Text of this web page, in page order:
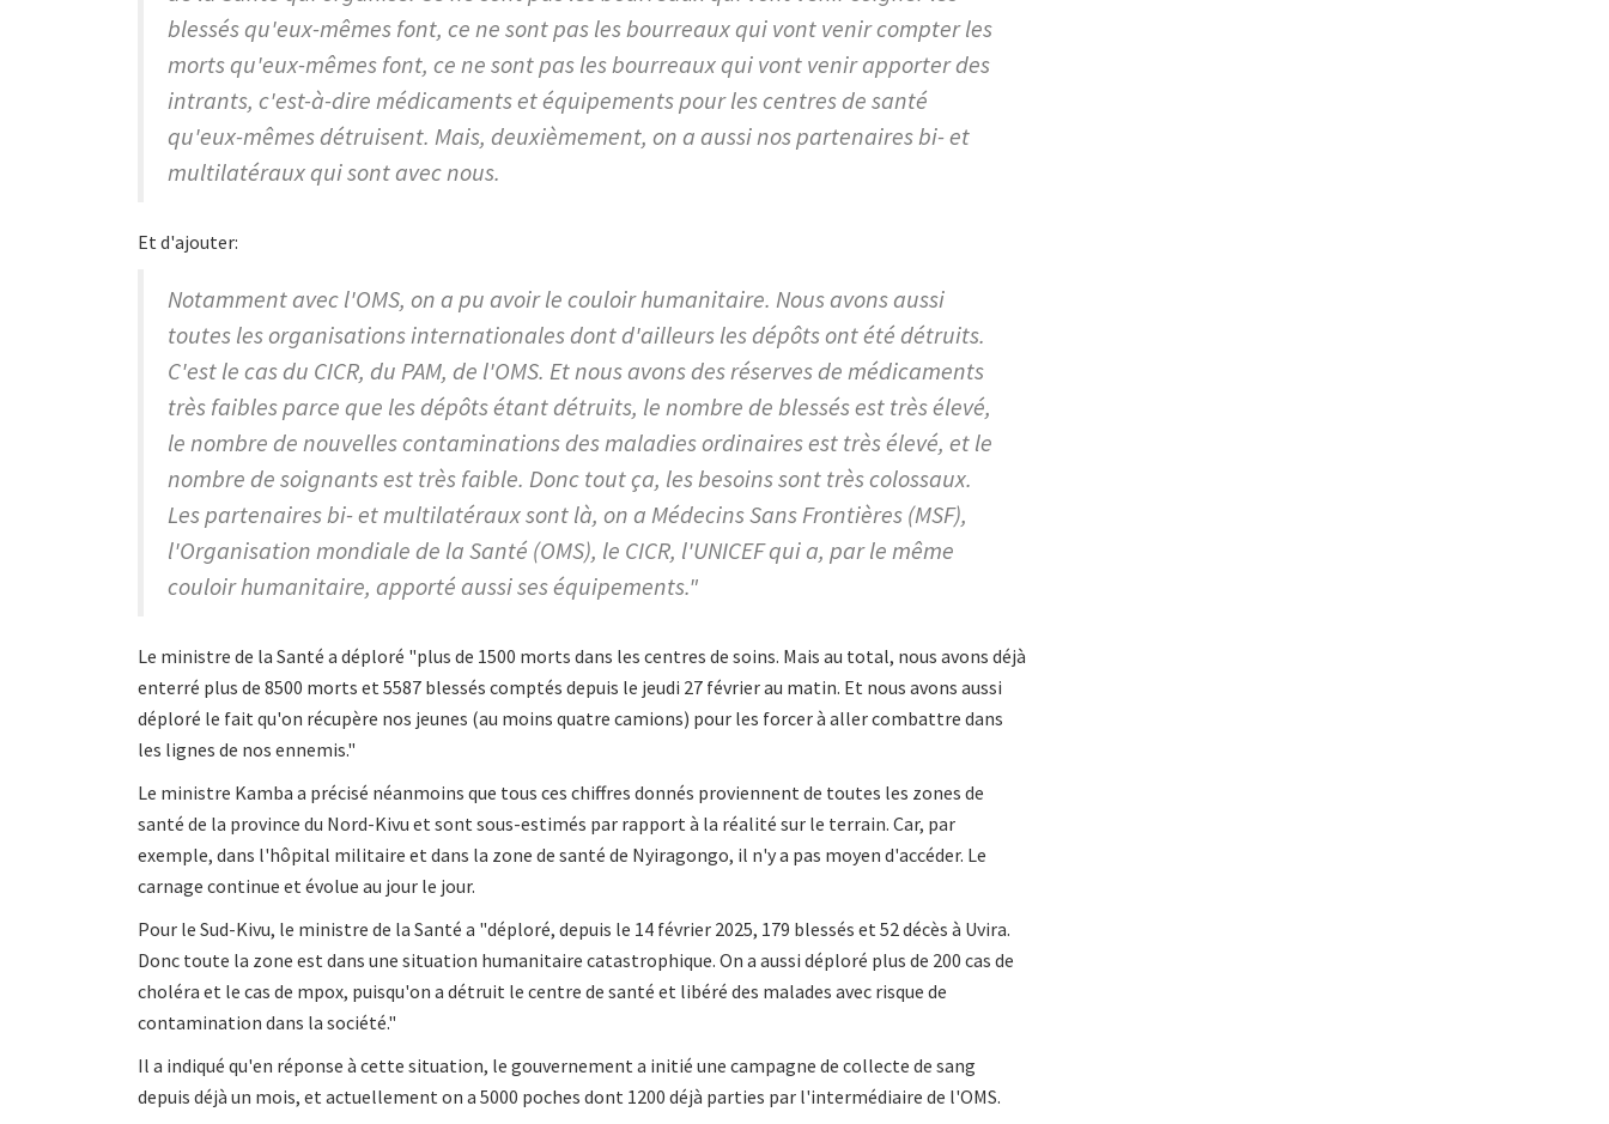
blessés qu'eux-mêmes font, ce ne sont pas les bourreaux qui vont venir compter les
morts qu'eux-mêmes font, ce ne sont pas les bourreaux qui vont venir apporter des
intrants, c'est-à-dire médicaments et équipements pour les centres de santé
qu'eux-mêmes détruisent. Mais, deuxièmement, on a aussi nos partenaires bi- et
multilatéraux qui sont avec nous.
Et d'ajouter:
Notamment avec l'OMS, on a pu avoir le couloir humanitaire. Nous avons aussi
toutes les organisations internationales dont d'ailleurs les dépôts ont été détruits.
C'est le cas du CICR, du PAM, de l'OMS. Et nous avons des réserves de médicaments
très faibles parce que les dépôts étant détruits, le nombre de blessés est très élevé,
le nombre de nouvelles contaminations des maladies ordinaires est très élevé, et le
nombre de soignants est très faible. Donc tout ça, les besoins sont très colossaux.
Les partenaires bi- et multilatéraux sont là, on a Médecins Sans Frontières (MSF),
l'Organisation mondiale de la Santé (OMS), le CICR, l'UNICEF qui a, par le même
couloir humanitaire, apporté aussi ses équipements."
Le ministre de la Santé a déploré "plus de 1500 morts dans les centres de soins. Mais au total, nous avons déjà
enterré plus de 8500 morts et 5587 blessés comptés depuis le jeudi 27 février au matin. Et nous avons aussi
déploré le fait qu'on récupère nos jeunes (au moins quatre camions) pour les forcer à aller combattre dans
les lignes de nos ennemis."
Le ministre Kamba a précisé néanmoins que tous ces chiffres donnés proviennent de toutes les zones de
santé de la province du Nord-Kivu et sont sous-estimés par rapport à la réalité sur le terrain. Car, par
exemple, dans l'hôpital militaire et dans la zone de santé de Nyiragongo, il n'y a pas moyen d'accéder. Le
carnage continue et évolue au jour le jour.
Pour le Sud-Kivu, le ministre de la Santé a "déploré, depuis le 14 février 2025, 179 blessés et 52 décès à Uvira.
Donc toute la zone est dans une situation humanitaire catastrophique. On a aussi déploré plus de 200 cas de
choléra et le cas de mpox, puisqu'on a détruit le centre de santé et libéré des malades avec risque de
contamination dans la société."
Il a indiqué qu'en réponse à cette situation, le gouvernement a initié une campagne de collecte de sang
depuis déjà un mois, et actuellement on a 5000 poches dont 1200 déjà parties par l'intermédiaire de l'OMS.